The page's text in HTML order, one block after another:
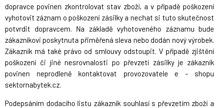
dopravce povinen zkontrolovat stav zboží, a v případě poškození
vyhotovit záznam o poškození zásilky a nechat si tuto skutečnost
potvrdit dopravcem. Na základě vyhotoveného záznamu bude
zákazníkovi poskytnuta přiměřená sleva nebo dodán nový výrobek.
Zákazník má také právo od smlouvy odstoupit. V případě zjištění
poškození či jiné nesrovnalosti po převzetí zásilky je zákazník
povinen neprodleně kontaktovat provozovatele e - shopu
sektornabytek.cz.
Podepsáním dodacího listu zákazník souhlasí s převzetím zboží a